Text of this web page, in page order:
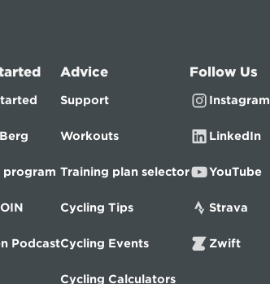
program
Podcast
Advice
Support
Workouts
Training plan selector
Cycling Tips
Cycling Events
Cycling Calculators
Follow Us
Instagram
LinkedIn
YouTube
Strava
Zwift